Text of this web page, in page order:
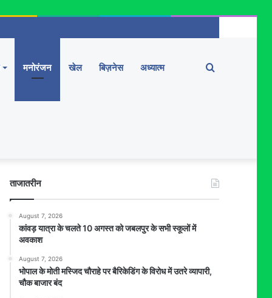
मनोरंजन खेल बिज़नेस अध्यात्म Search
ताजातरीन
August 7, 2026
कांवड़ यात्रा के चलते 10 अगस्त को जबलपुर के सभी स्कूलों में
अवकाश
August 7, 2026
भोपाल के मोती मस्जिद चौराहे पर बैरिकेडिंग के विरोध में उतरे व्यापारी,
चौक बाजार बंद